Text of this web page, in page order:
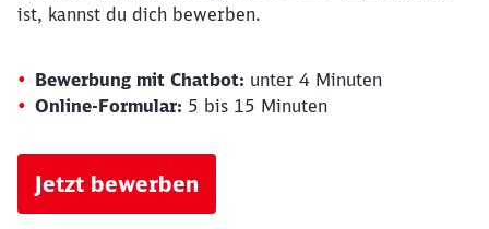
ist, kannst du dich bewerben.
Bewerbung mit Chatbot: unter 4 Minuten
Online-Formular: 5 bis 15 Minuten
Jetzt bewerben